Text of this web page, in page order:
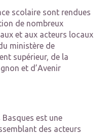
scolaire sont rendues
de nombreux
et aux acteurs locaux
ministère de
supérieur, de la
et d’Avenir
Basques est une
des acteurs